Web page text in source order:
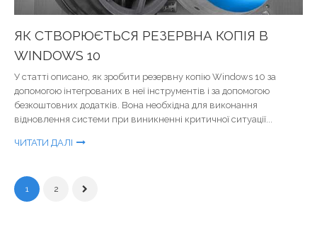
ЯК СТВОРЮЄТЬСЯ РЕЗЕРВНА КОПІЯ В
WINDOWS 10
У статті описано, як зробити резервну копію Windows 10 за
допомогою інтегрованих в неї інструментів і за допомогою
безкоштовних додатків. Вона необхідна для виконання
відновлення системи при виникненні критичної ситуації...
ЧИТАТИ ДАЛІ
1 2